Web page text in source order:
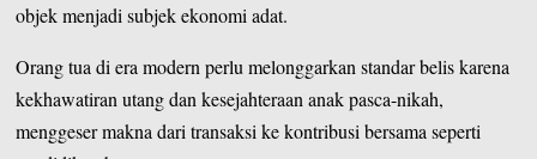
objek menjadi subjek ekonomi adat.
Orang tua di era modern perlu melonggarkan standar belis karena
kekhawatiran utang dan kesejahteraan anak pasca-nikah,
menggeser makna dari transaksi ke kontribusi bersama seperti